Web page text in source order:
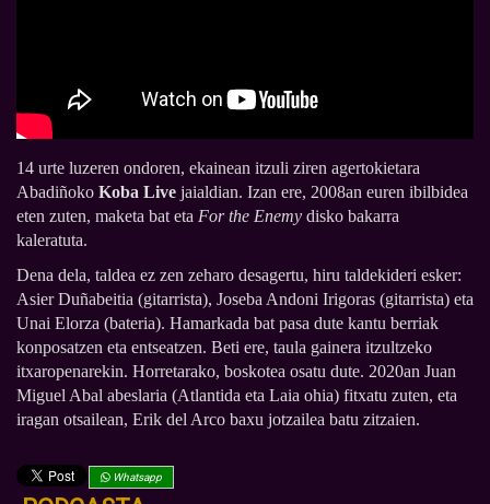
14 urte luzeren ondoren, ekainean itzuli ziren agertokietara
Abadiñoko Koba Live jaialdian. Izan ere, 2008an euren ibilbidea
eten zuten, maketa bat eta For the Enemy disko bakarra
kaleratuta.
Dena dela, taldea ez zen zeharo desagertu, hiru taldekideri esker:
Asier Duñabeitia (gitarrista), Joseba Andoni Irigoras (gitarrista) eta
Unai Elorza (bateria). Hamarkada bat pasa dute kantu berriak
konposatzen eta entseatzen. Beti ere, taula gainera itzultzeko
itxaropenarekin. Horretarako, boskotea osatu dute. 2020an Juan
Miguel Abal abeslaria (Atlantida eta Laia ohia) fitxatu zuten, eta
iragan otsailean, Erik del Arco baxu jotzailea batu zitzaien.
Whatsapp